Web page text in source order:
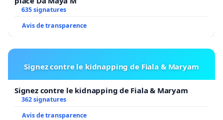
635 signatures
Avis de transparence
Signez contre le kidnapping de Fiala & Maryam
Signez contre le kidnapping de Fiala & Maryam
362 signatures
Avis de transparence